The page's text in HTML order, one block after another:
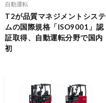
自動運転
T2が品質マネジメントシステ
ムの国際規格「ISO9001」認
証取得、自動運転分野で国内
初